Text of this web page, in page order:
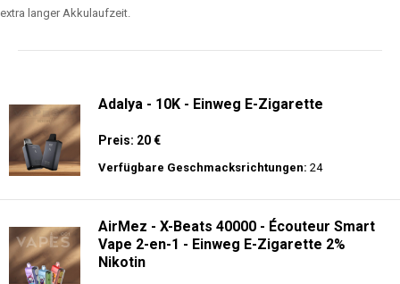
extra langer Akkulaufzeit.
Adalya - 10K - Einweg E-Zigarette
Preis: 20 €
Verfügbare Geschmacksrichtungen: 24
AirMez - X-Beats 40000 - Écouteur Smart
Vape 2-en-1 - Einweg E-Zigarette 2%
Nikotin